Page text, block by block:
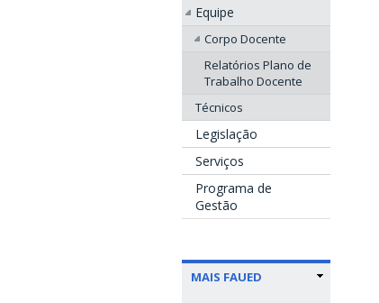
Equipe
Corpo Docente
Relatórios Plano de
Trabalho Docente
Técnicos
Legislação
Serviços
Programa de
Gestão
MAIS FAUED